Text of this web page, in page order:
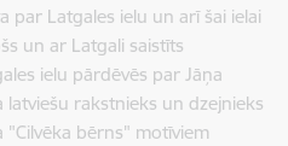
par Latgales ielu un arī šai ielai
un ar Latgali saistīts
ielu pārdēvēs par Jāņa
latviešu rakstnieks un dzejnieks
bērns" motīviem